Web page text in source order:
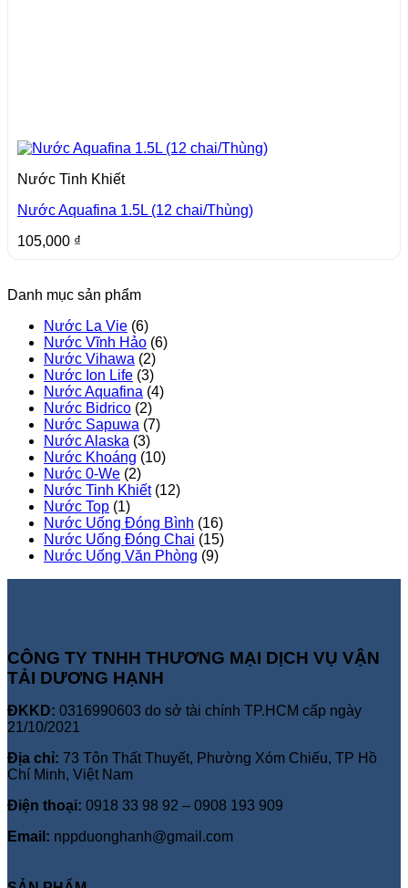
Nước Tinh Khiết
Nước Aquafina 1.5L (12 chai/Thùng)
105,000 ₫
Danh mục sản phẩm
Nước La Vie (6)
Nước Vĩnh Hảo (6)
Nước Vihawa (2)
Nước Ion Life (3)
Nước Aquafina (4)
Nước Bidrico (2)
Nước Sapuwa (7)
Nước Alaska (3)
Nước Khoáng (10)
Nước 0-We (2)
Nước Tinh Khiết (12)
Nước Top (1)
Nước Uống Đóng Bình (16)
Nước Uống Đóng Chai (15)
Nước Uống Văn Phòng (9)
CÔNG TY TNHH THƯƠNG MẠI DỊCH VỤ VẬN
TẢI DƯƠNG HẠNH
ĐKKD: 0316990603 do sở tài chính TP.HCM cấp ngày
21/10/2021
Địa chỉ: 73 Tôn Thất Thuyết, Phường Xóm Chiếu, TP Hồ
Chí Minh, Việt Nam
Điện thoại: 0918 33 98 92 – 0908 193 909
Email: nppduonghanh@gmail.com